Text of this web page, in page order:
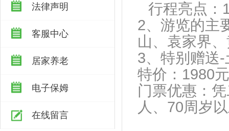
法律声明
客服中心
居家养老
电子保姆
在线留言
行程亮点：
2、游览的主
山、袁家界
3、特
特价：1980
门票优惠：
人、70周岁